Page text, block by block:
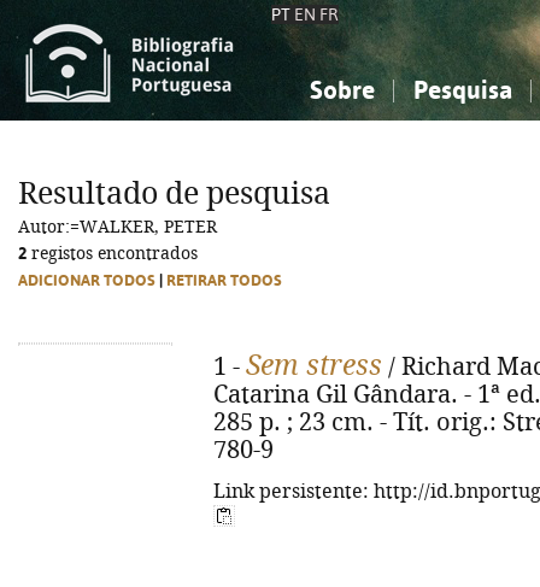
PT EN FR
Sobre Pesquisa
Ciências sociais...
Ciências sociais...
Resultado de pesquisa
Autor:=WALKER, PETER
2 registos encontrados
ADICIONAR TODOS RETIRAR TODOS
1 - Sem stress / Richard
Catarina Gil Gândara. - 1ª
285 p. ; 23 cm. - Tít. orig.:
780-9
Link persistente: http://